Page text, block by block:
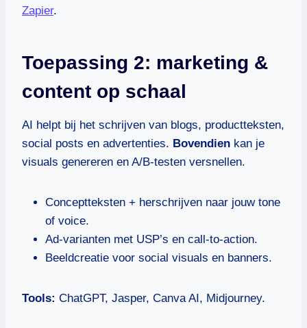
Zapier.
Toepassing 2: marketing &
content op schaal
AI helpt bij het schrijven van blogs, productteksten,
social posts en advertenties. Bovendien kan je
visuals genereren en A/B-testen versnellen.
Conceptteksten + herschrijven naar jouw tone
of voice.
Ad-varianten met USP’s en call-to-action.
Beeldcreatie voor social visuals en banners.
Tools: ChatGPT, Jasper, Canva AI, Midjourney.